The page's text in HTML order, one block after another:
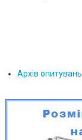
Архів опитувань